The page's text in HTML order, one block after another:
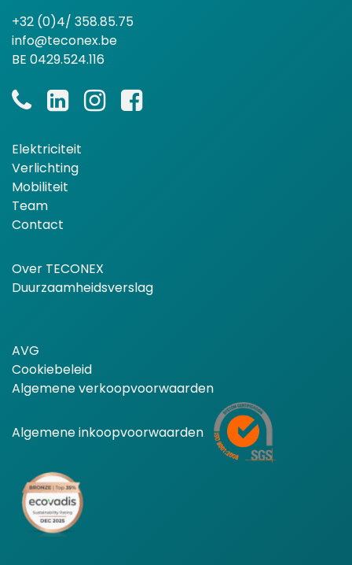
+32 (0)4/ 358.85.75
info@teconex.be
BE 0429.524.116
Elektriciteit
Verlichting
Mobiliteit
Team
Contact
Over TECONEX
Duurzaamheidsverslag
AVG
Cookiebeleid
Algemene verkoopvoorwaarden
Algemene inkoopvoorwaarden